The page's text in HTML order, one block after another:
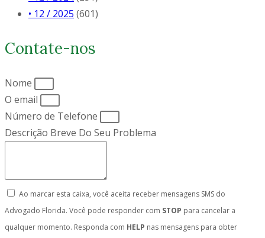
• 12 / 2025 (601)
Contate-nos
Nome
O email
Número de Telefone
Descrição Breve Do Seu Problema
Ao marcar esta caixa, você aceita receber mensagens SMS do
Advogado Florida. Você pode responder com STOP para cancelar a
qualquer momento. Responda com HELP nas mensagens para obter